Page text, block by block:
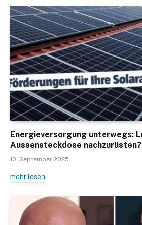
Energieversorgung unterwegs:
Aussensteckdose nachzurüsten?
10. September 2025
mehr lesen